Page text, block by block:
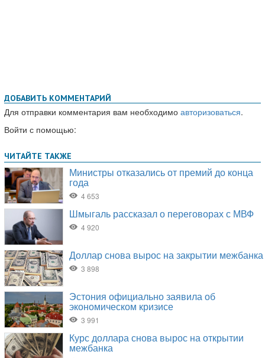
ДОБАВИТЬ КОММЕНТАРИЙ
Для отправки комментария вам необходимо авторизоваться.
Войти с помощью: